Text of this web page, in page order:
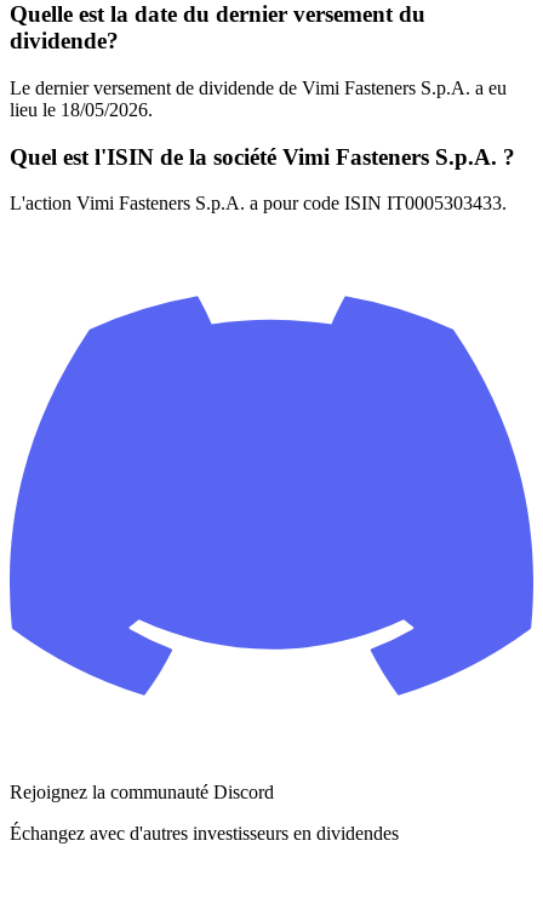
Quelle est la date du dernier versement du
dividende?
Le dernier versement de dividende de Vimi Fasteners S.p.A. a eu
lieu le 18/05/2026.
Quel est l'ISIN de la société Vimi Fasteners S.p.A. ?
L'action Vimi Fasteners S.p.A. a pour code ISIN IT0005303433.
Rejoignez la communauté Discord
Échangez avec d'autres investisseurs en dividendes